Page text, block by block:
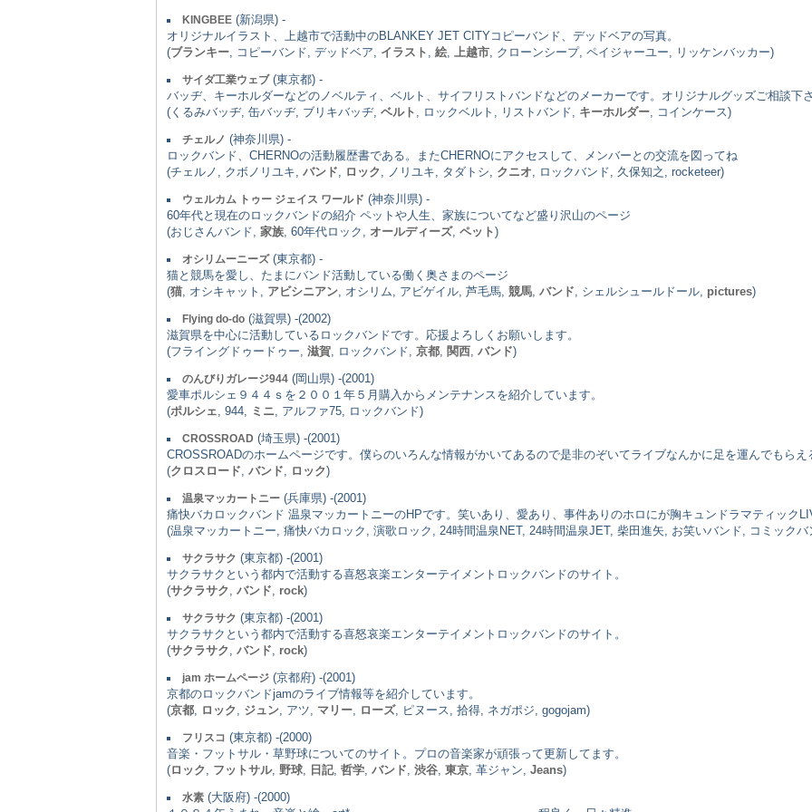
KINGBEE (新潟県) -
オリジナルイラスト、上越市で活動中のBLANKEY JET CITYコピーバンド、デッドベアの写真。
(ブランキー , コピーバンド, デッドベア, イラスト 絵 上越市 , クローンシープ, ペイジャーユー, リッケンバッカー)
サイダ工業ウェブ(東京都) -
バッヂ、キーホルダーなどのノベルティ、ベルト、サイフリストバンドなどのメーカーです。オリジナルグッズご相談下
(くるみバッヂ, 缶バッヂ, ブリキバッヂ, ベルト , ロックベルト, リストバンド, キーホルダー , コインケース)
チェルノ (神奈川県) -
ロックバンド、CHERNOの活動履歴書である。またCHERNOにアクセスして、メンバーとの交流を図ってね
(チェルノ, クボノリユキ, バンド ロック , ノリユキ, タダトシ, クニオ , ロックバンド, 久保知之, rocketeer)
ウェルカム トゥー ジェイス ワールド (神奈川県) -
60年代と現在のロックバンドの紹介 ペットや人生、家族についてなど盛り沢山のページ
(おじさんバンド, 家族 , 60年代ロック, オールディーズ, ペット)
オシリムーニーズ(東京都) -
猫と競馬を愛し、たまにバンド活動している働く奥さまのページ
(猫 , オシキャット, アビシニアン , オシリム, アビゲイル, 芦毛馬, 競馬 バンド , シェルシュールドール, pictures)
Flying do-do (滋賀県) -(2002)
滋賀県を中心に活動しているロックバンドです。応援よろしくお願いします。
(フライングドゥードゥー, 滋賀 , ロックバンド, 京都 関西 バンド)
のんびりガレージ944 (岡山県) -(2001)
愛車ポルシェ９４４ｓを２００１年５月購入からメンテナンスを紹介しています。
(ポルシェ , 944, ミニ , アルファ75, ロックバンド)
CROSSROAD (埼玉県) -(2001)
CROSSROADのホームページです。僕らのいろんな情報がかいてあるので是非のぞいてライブなんかに足を運んでもら
(クロスロード バンド ロック)
温泉マッカートニー (兵庫県) -(2001)
痛快バカロックバンド 温泉マッカートニーのHPです。笑いあり、愛あり、事件ありのホロにが胸キュンドラマティック
(温泉マッカートニー, 痛快バカロック, 演歌ロック, 24時間温泉NET, 24時間温泉JET, 柴田進矢, お笑いバンド, コミック
サクラサク (東京都) -(2001)
サクラサクという都内で活動する喜怒哀楽エンターテイメントロックバンドのサイト。
(サクラサク バンド rock)
サクラサク (東京都) -(2001)
サクラサクという都内で活動する喜怒哀楽エンターテイメントロックバンドのサイト。
(サクラサク バンド rock)
jam ホームページ (京都府) -(2001)
京都のロックバンドjamのライブ情報等を紹介しています。
(京都 ロック ジュン , アツ, マリー ローズ, ピヌース, 拾得, ネガポジ, gogojam)
フリスコ (東京都) -(2000)
音楽・フットサル・草野球についてのサイト。プロの音楽家が頑張って更新してます。
(ロック フットサル, 野球 日記, 哲学 バンド 渋谷 東京 , 革ジャン, Jeans)
水素 (大阪府) -(2000)